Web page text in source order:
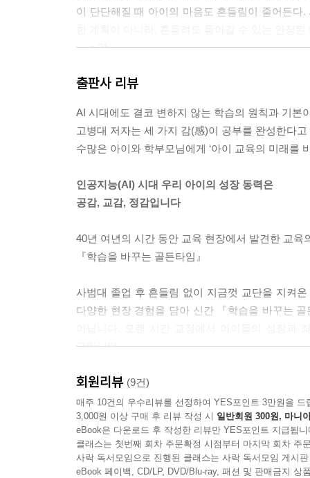
이 단단해질 때 아이의 마음도 흔들림이 줄어든
--- p.31
아이들이 보내는 신호는 대부분 작고 조용하기
니?”라는 한마디가 아이의 마음을 열게 할 수 있다
--- p.42
이는 결과보다 과정에 집중하고 스스로 성장할
믿도록 돕는 과정이다. 그리고 그 믿음이 쌓일수
공감은 아이를 변화시키는 힘이 있다. 아이의 마
정하는 중요한 기준이다. 결국 교육의 시작은 가
출판사 리뷰
AI 시대에도 결코 변하지 않는 학습의 원칙과 기본
고병대 저자는 세 가지 감(感)이 공부를 완성한다
수많은 아이와 학부모님에게 ‘아이 교육의 미래를
인공지능(AI) 시대 우리 아이의 성장 동력은
공감, 교감, 정감입니다
40년 여년의 시간 동안 교육 현장에서 발견한 교육
『학습을 바꾸는 골든타임』
사범대 졸업 후 흔들림 없이 지금껏 교단을 지켜
다양한 현장 경험을 담아 신간 『학습을 바꾸는
글입니다.
저자는 책을 통해 “왜 어떤 아이는 끝까지 해내고,
아이의 마음과 관계 속에서 찾아냅니다.
특히 『학습을 바꾸는 골든타임』은 공부를 완성
가치와 중요성을 이야기합니다.
회원리뷰 (9건)
매주 10건의 우수리뷰를 선정하여 YES포인트 3만원을 드
3,000원 이상 구매 후 리뷰 작성 시 일반회원 300원, 마니
eBook은 다운로드 후 작성한 리뷰만 YES포인트 지급됩니
클래스는 첫번째 회차 주문확정 시점부터 마지막 회차 주
사락 독서모임으로 진행된 클래스는 사락 독서모임 게시
eBook 페이백, CD/LP, DVD/Blu-ray, 패션 및 판매금지 상